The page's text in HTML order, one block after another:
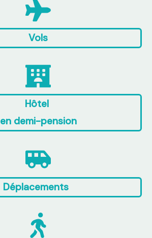
Vols
Hôtel
en demi-pension
Déplacements